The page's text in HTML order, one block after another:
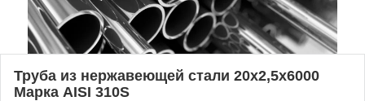
Труба из нержавеющей стали 20х2,5х6000
Марка AISI 310S